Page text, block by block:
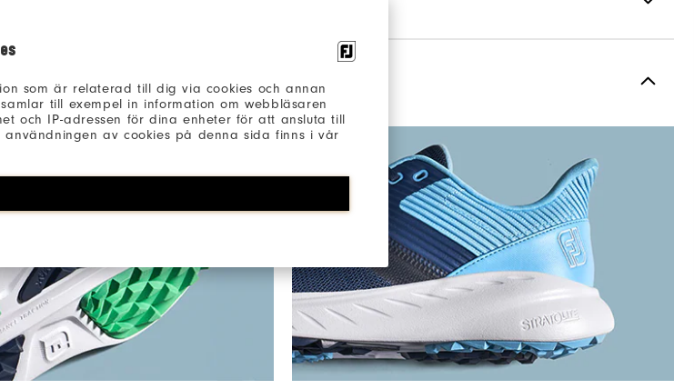
som är relaterad till dig via cookies och annan
till exempel in information om webbläsaren
och IP-adressen för dina enheter för att ansluta till
användningen av cookies på denna sida finns i vår
Högpresterande Mesh
Mjuk Dämpning